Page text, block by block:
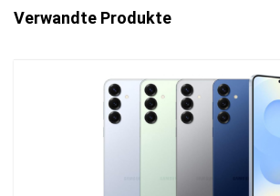
Verwandte Produkte